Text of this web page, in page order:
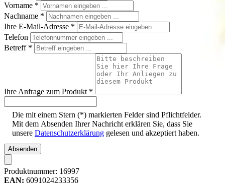
Vorname *
Nachname *
Ihre E-Mail-Adresse *
Telefon
Betreff *
Ihre Anfrage zum Produkt *
Die mit einem Stern (*) markierten Felder sind Pflichtfelder.
Mit dem Absenden Ihrer Nachricht erklären Sie, dass Sie
unsere Datenschutzerklärung gelesen und akzeptiert haben.
Absenden
Produktnummer: 16997
EAN: 6091024233356